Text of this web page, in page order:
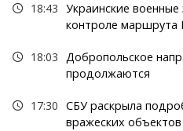
18:43 Украинские
контроле
18:03 Добропольское
продолжаются
17:30 СБУ раскрыла
вражеских объектов